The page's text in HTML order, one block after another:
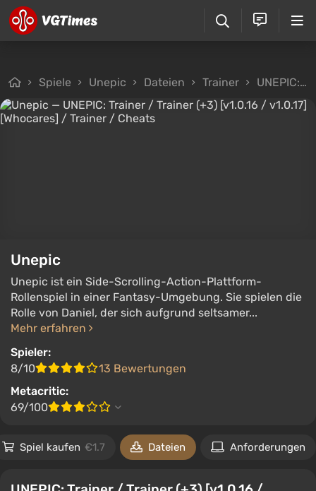
Spiele Unepic Dateien Trainer UNEPIC: Trainer / Trainer (+3) [v1.0.16 / v1.0.17] [Whocares]
Unepic
Unepic ist ein Side-Scrolling-Action-Plattform-
Rollenspiel in einer Fantasy-Umgebung. Sie spielen die
Rolle von Daniel, der sich aufgrund seltsamer...
Mehr erfahren
Spieler:
8/10
13 Bewertungen
Metacritic:
69/100
Spiel kaufen €1.7 Dateien Anforderungen